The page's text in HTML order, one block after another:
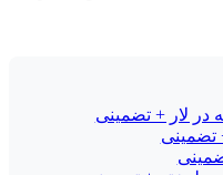
در لار + تضمینی
تضمینی